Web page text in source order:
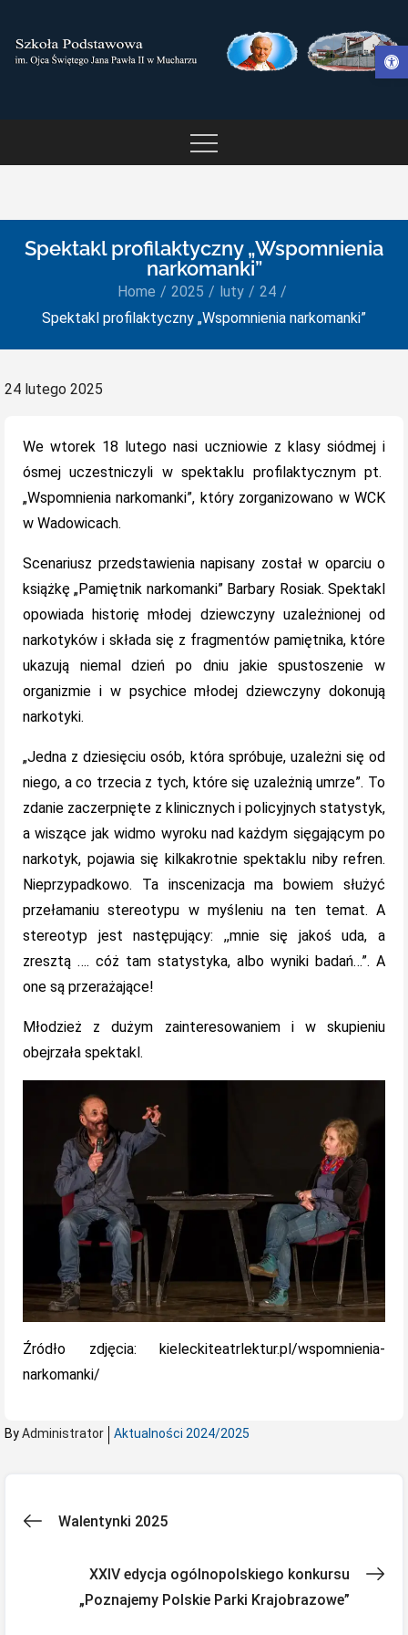
Otwórz pasek narzędzi
content
OJCA ŚWIĘTEGO JANA
Spektakl profilaktyczny „Wspomnienia
narkomanki”
Home 2025 luty
24
Spektakl profilaktyczny „Wspomnienia narkomanki”
Posted
24 lutego 2025
We wtorek 18 lutego nasi uczniowie z klasy siódmej i
ósmej uczestniczyli w spektaklu profilaktycznym pt.
„Wspomnienia narkomanki”, który zorganizowano w WCK
w Wadowicach.
Scenariusz przedstawienia napisany został w oparciu o
książkę „Pamiętnik narkomanki” Barbary Rosiak. Spektakl
opowiada historię młodej dziewczyny uzależnionej od
narkotyków i składa się z fragmentów pamiętnika, które
ukazują niemal dzień po dniu jakie spustoszenie w
organizmie i w psychice młodej dziewczyny dokonują
narkotyki.
„Jedna z dziesięciu osób, która spróbuje, uzależni się od
niego, a co trzecia z tych, które się uzależnią umrze”. To
zdanie zaczerpnięte z klinicznych i policyjnych statystyk,
a wiszące jak widmo wyroku nad każdym sięgającym po
narkotyk, pojawia się kilkakrotnie spektaklu niby refren.
Nieprzypadkowo. Ta inscenizacja ma bowiem służyć
przełamaniu stereotypu w myśleniu na ten temat. A
stereotyp jest następujący: ,,mnie się jakoś uda, a
zresztą …. cóż tam statystyka, albo wyniki badań…”. A
one są przerażające!
Młodzież z dużym zainteresowaniem i w skupieniu
obejrzała spektakl.
Źródło zdjęcia: kieleckiteatrlektur.pl/wspomnienia-
narkomanki/
ByAdministrator Aktualności 2024/2025
Nawigacja
wpisu
Walentynki 2025
XXIV edycja ogólnopolskiego konkursu
„Poznajemy Polskie Parki Krajobrazowe”